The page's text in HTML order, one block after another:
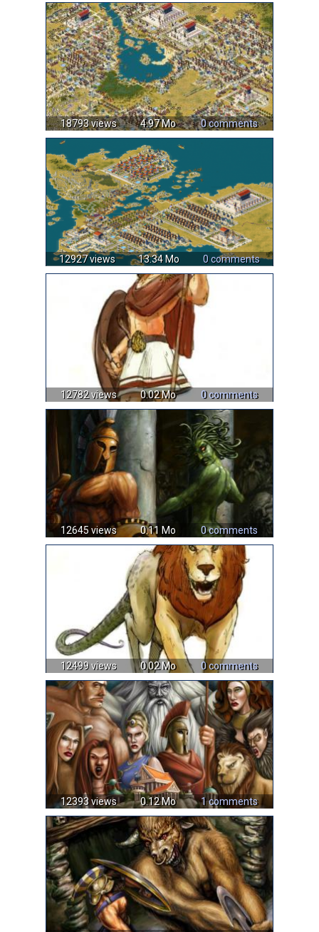
18793 views 4.97 Mo 0 comments
12927 views 13.34 Mo 0 comments
12782 views 0.02 Mo 0 comments
12645 views 0.11 Mo 0 comments
12499 views 0.02 Mo 0 comments
12393 views 0.12 Mo 1 comments